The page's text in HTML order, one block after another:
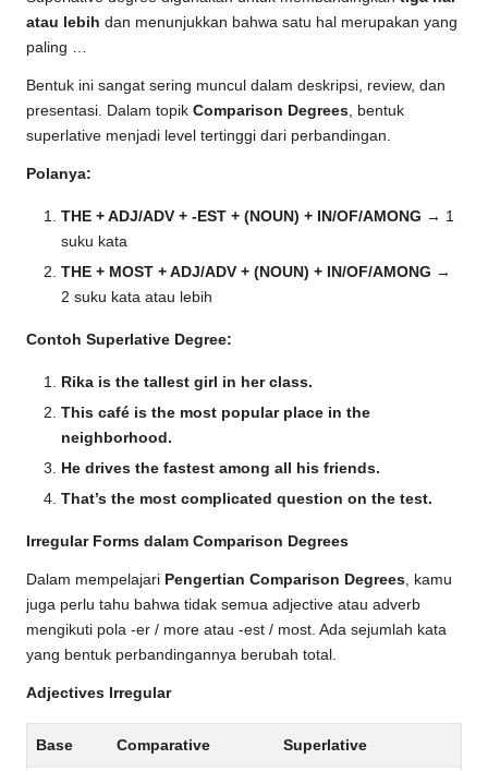
atau lebih dan menunjukkan bahwa satu hal merupakan yang
paling …
Bentuk ini sangat sering muncul dalam deskripsi, review, dan
presentasi. Dalam topik Comparison Degrees , bentuk
superlative menjadi level tertinggi dari perbandingan.
Polanya:
THE + ADJ/ADV + -EST + (NOUN) + IN/OF/AMONG → 1
suku kata
THE + MOST + ADJ/ADV + (NOUN) + IN/OF/AMONG →
2 suku kata atau lebih
Contoh Superlative Degree:
Rika is the tallest girl in her class.
This café is the most popular place in the
neighborhood.
He drives the fastest among all his friends.
That’s the most complicated question on the test.
Irregular Forms dalam Comparison Degrees
Dalam mempelajari Pengertian Comparison Degrees , kamu
juga perlu tahu bahwa tidak semua adjective atau adverb
mengikuti pola -er / more atau -est / most. Ada sejumlah kata
yang bentuk perbandingannya berubah total.
Adjectives Irregular
Base Comparative Superlative